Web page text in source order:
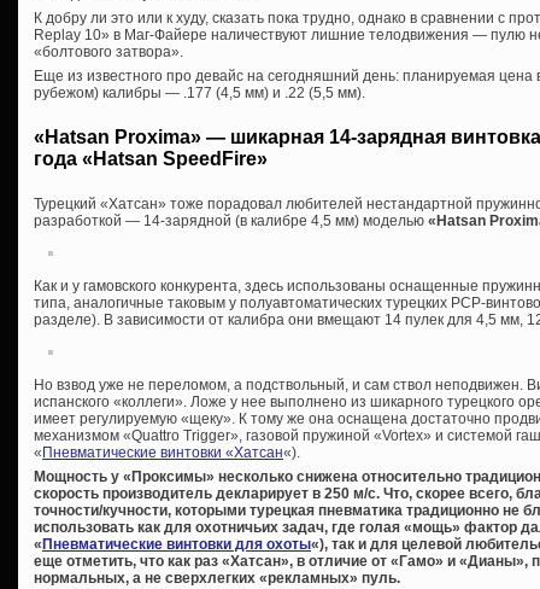
К добру ли это или к худу, сказать пока трудно, однако в сравнении с
Replay 10» в Маг-Файере наличествуют лишние телодвижения — пулю
«болтового затвора».
Еще из известного про девайс на сегодняшний день: планируемая
рубежом) калибры — .177 (4,5 мм) и .22 (5,5 мм).
«Hatsan Proxima» — шикарная 14-зарядная
года «Hatsan SpeedFire»
Турецкий «Хатсан» тоже порадовал любителей нестандартной
разработкой — 14-зарядной (в калибре 4,5 мм) моделью «Hatsan
Как и у гамовского конкурента, здесь использованы оснащенные
типа, аналогичные таковым у полуавтоматических турецких PCP-
разделе). В зависимости от калибра они вмещают 14 пулек для 4,5 мм,
Но взвод уже не переломом, а подствольный, и сам ствол неподвижен.
испанского «коллеги». Ложе у нее выполнено из шикарного турецкого
имеет регулируемую «щеку». К тому же она оснащена достаточно
механизмом «Quattro Trigger», газовой пружиной «Vortex» и системой
« Пневматические винтовки «Хатсан«).
Мощность у «Проксимы» несколько снижена относительно
скорость производитель декларирует в 250 м/с. Что, скорее всего,
точности/кучности, которыми турецкая пневматика традиционно не
использовать как для охотничьих задач, где голая «мощь» фактор
« Пневматические винтовки для охоты«), так и для целевой
еще отметить, что как раз «Хатсан», в отличие от «Гамо» и
нормальных, а не сверхлегких «рекламных» пуль.